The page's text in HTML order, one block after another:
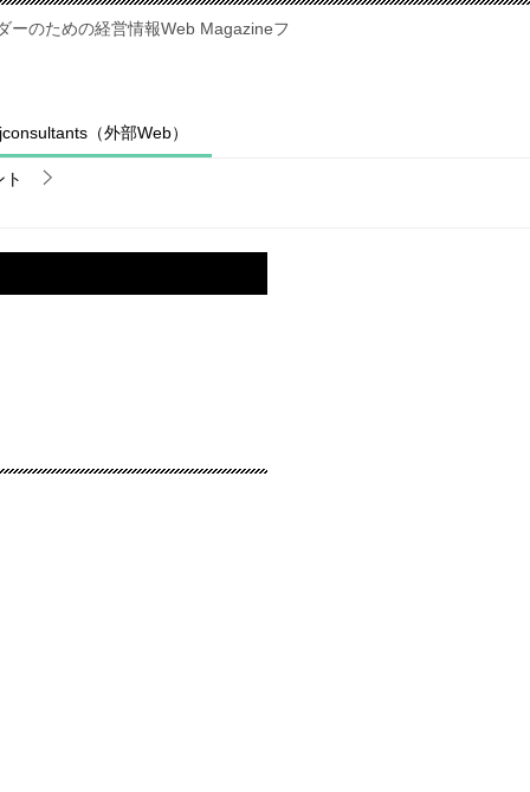
ーのための経営情報Web Magazineフ
（外部Web）